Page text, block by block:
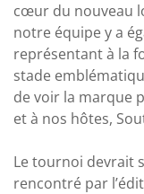
cœur du nouveau
notre équipe y a
représentant à la
stade
de voir la marque
et à nos hôtes,
Le tournoi devrait
rencontré par